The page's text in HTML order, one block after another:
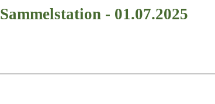
Sammelstation - 01.07.2025